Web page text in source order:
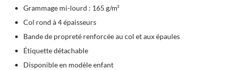
Grammage mi-lourd : 165 g/m²
Col rond à 4 épaisseurs
Bande de propreté renforcée au col et aux épaules
Étiquette détachable
Disponible en modèle enfant